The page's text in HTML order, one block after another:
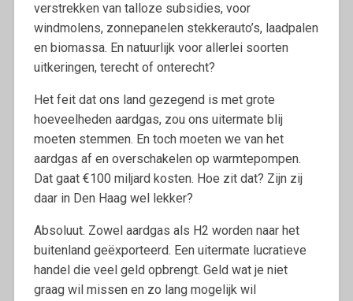
verstrekken van talloze subsidies, voor
windmolens, zonnepanelen stekkerauto’s, laadpalen
en biomassa. En natuurlijk voor allerlei soorten
uitkeringen, terecht of onterecht?
Het feit dat ons land gezegend is met grote
hoeveelheden aardgas, zou ons uitermate blij
moeten stemmen. En toch moeten we van het
aardgas af en overschakelen op warmtepompen.
Dat gaat €100 miljard kosten. Hoe zit dat? Zijn zij
daar in Den Haag wel lekker?
Absoluut. Zowel aardgas als H2 worden naar het
buitenland geëxporteerd. Een uitermate lucratieve
handel die veel geld opbrengt. Geld wat je niet
graag wil missen en zo lang mogelijk wil